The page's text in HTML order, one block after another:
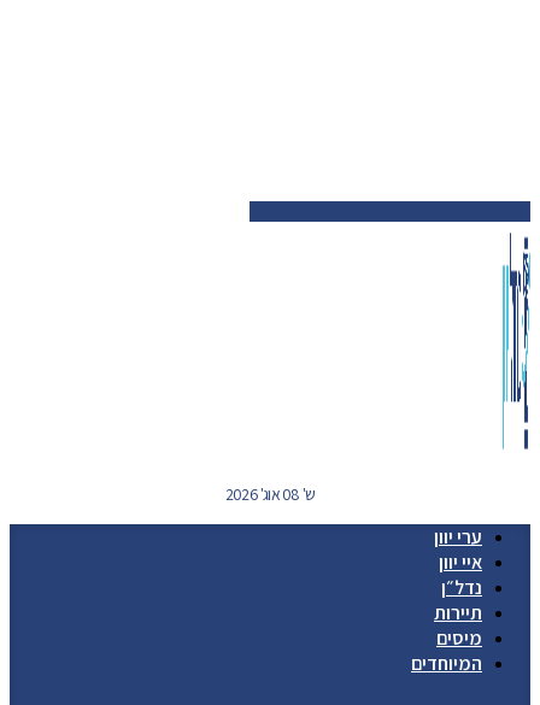
ש' 08 אוג' 2026
ערי יוון
איי יוון
נדל״ן
תיירות
מיסים
המיוחדים